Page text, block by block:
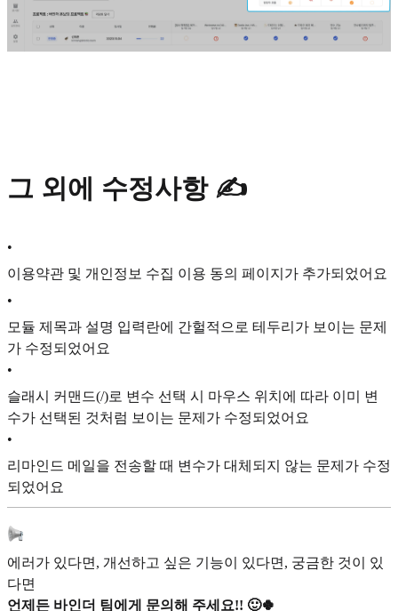
그 외에 수정사항 ✍️
•
이용약관 및 개인정보 수집 이용 동의 페이지가 추가되었어요
•
모듈 제목과 설명 입력란에 간헐적으로 테두리가 보이는 문제
가 수정되었어요
•
슬래시 커맨드(/)로 변수 선택 시 마우스 위치에 따라 이미 변
수가 선택된 것처럼 보이는 문제가 수정되었어요
•
리마인드 메일을 전송할 때 변수가 대체되지 않는 문제가 수정
되었어요
에러가 있다면, 개선하고 싶은 기능이 있다면, 궁금한 것이 있
다면
언제든 바인더 팀에게 문의해 주세요!! 🙂🍀